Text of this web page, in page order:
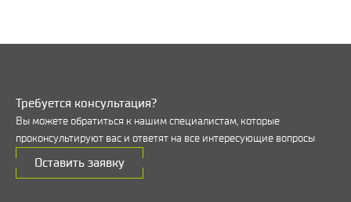
Требуется консультация?
Вы можете обратиться к нашим специалистам, которые
проконсультируют вас и ответят на все интересующие вопросы
Оставить заявку